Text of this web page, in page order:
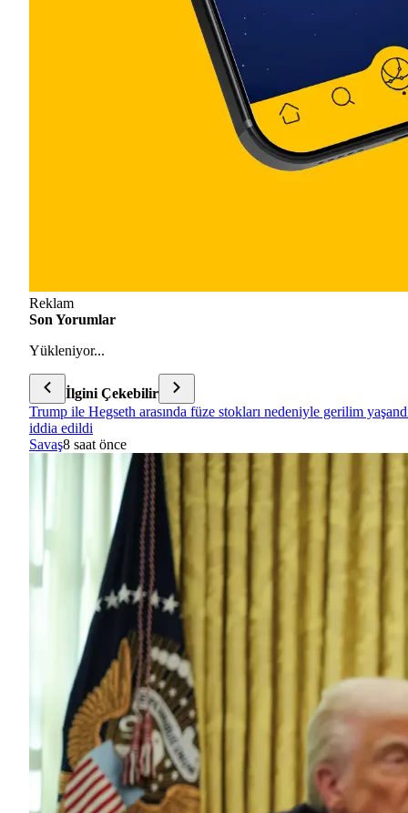
Reklam
Son Yorumlar
Yükleniyor...
İlgini Çekebilir
Trump ile Hegseth arasında füze stokları nedeniyle gerilim
iddia edildi
Savaş8 saat önce